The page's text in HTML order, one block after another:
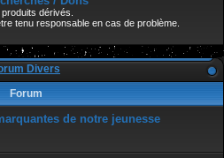
dérivés.
tenu responsable en cas de problème.
Divers
Forum
de notre jeunesse